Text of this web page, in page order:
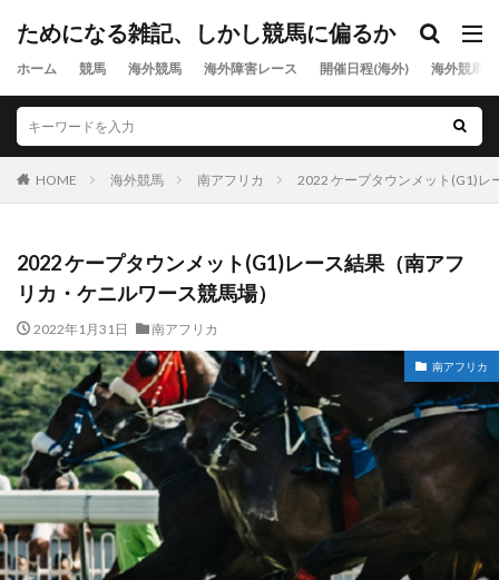
ためになる雑記、しかし競馬に偏るか
ホーム 競馬 海外競馬 海外障害レース 開催日程(海外) 海外競馬
HOME 海外競馬 南アフリカ 2022 ケープタウンメット(G1)レ
2022 ケープタウンメット(G1)レース結果（南アフ
リカ・ケニルワース競馬場）
2022年1月31日 南アフリカ
南アフリカ